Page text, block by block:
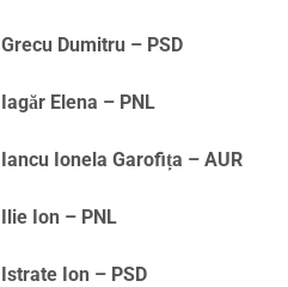
Grecu Dumitru – PSD
Iagăr Elena – PNL
Iancu Ionela Garofița – AUR
Ilie Ion – PNL
Istrate Ion – PSD